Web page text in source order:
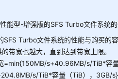
能型-增强版的SFS Turbo文件系统
SFS Turbo文件系统的性能与购买的
带宽也越大，直到达到带宽上限。
=min{150MB/s+40.96MB/s/TiB*容
s/TiB*容量（TiB），3GB/s}